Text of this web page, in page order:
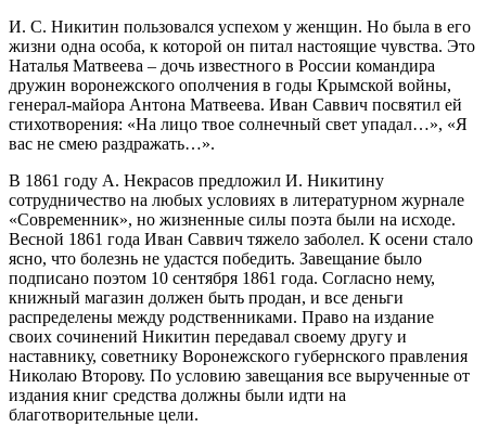
И. С. Никитин пользовался успехом у женщин. Но была в его
жизни одна особа, к которой он питал настоящие чувства. Это
Наталья Матвеева – дочь известного в России командира
дружин воронежского ополчения в годы Крымской войны,
генерал-майора Антона Матвеева. Иван Саввич посвятил ей
стихотворения: «На лицо твое солнечный свет упадал…», «Я
вас не смею раздражать…».
В 1861 году А. Некрасов предложил И. Никитину
сотрудничество на любых условиях в литературном журнале
«Современник», но жизненные силы поэта были на исходе.
Весной 1861 года Иван Саввич тяжело заболел. К осени стало
ясно, что болезнь не удастся победить. Завещание было
подписано поэтом 10 сентября 1861 года. Согласно нему,
книжный магазин должен быть продан, и все деньги
распределены между родственниками. Право на издание
своих сочинений Никитин передавал своему другу и
наставнику, советнику Воронежского губернского правления
Николаю Второву. По условию завещания все вырученные от
издания книг средства должны были идти на
благотворительные цели.